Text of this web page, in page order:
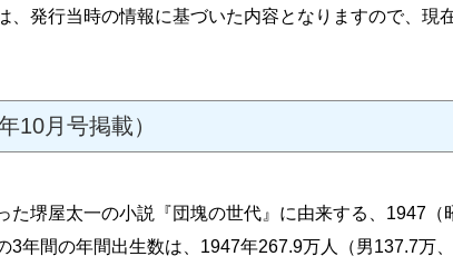
、発行当時の情報に基づいた内容となりますので、現
10月号掲載）
堺屋太一の小説『団塊の世代』に由来する、 1947
3年間の年間出生数は、 1947年267.9万人（男137.7万